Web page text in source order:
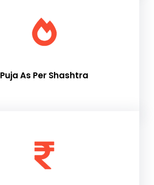
Puja As Per Shashtra